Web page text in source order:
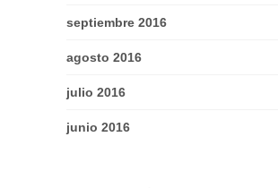
septiembre 2016
agosto 2016
julio 2016
junio 2016